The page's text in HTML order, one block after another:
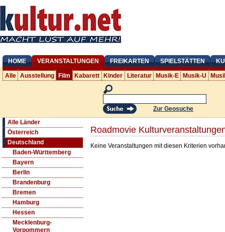
HOME VERANSTALTUNGEN FREIKARTEN SPIELSTÄTTEN
Alle Ausstellung Film Kabarett Kinder Literatur Musik-E Musik-U
Zur Geosuche
Alle Länder
Österreich
Deutschland
Baden-Württemberg
Bayern
Berlin
Brandenburg
Bremen
Hamburg
Hessen
Mecklenburg-
Vorpommern
Roadmovie
Keine Veranstaltungen mit diesen Kriterien